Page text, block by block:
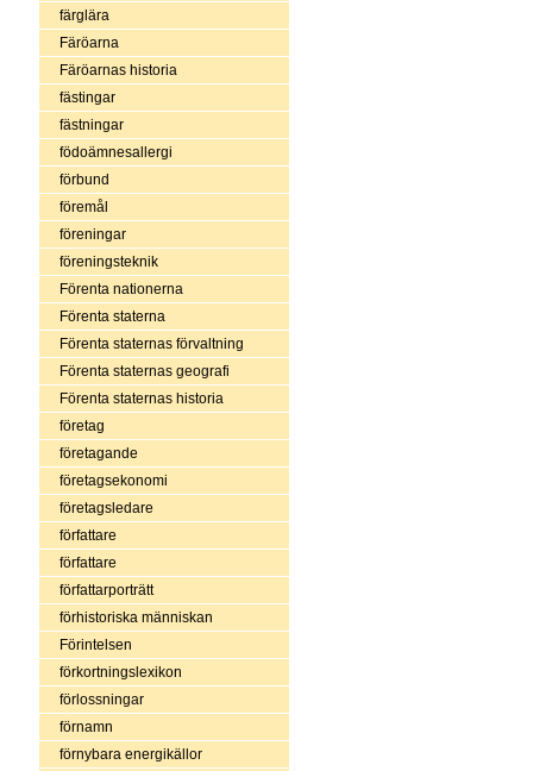
färglära
Färöarna
Färöarnas historia
fästingar
fästningar
födoämnesallergi
förbund
föremål
föreningar
föreningsteknik
Förenta nationerna
Förenta staterna
Förenta staternas förvaltning
Förenta staternas geografi
Förenta staternas historia
företag
företagande
företagsekonomi
företagsledare
författare
författare
författarporträtt
förhistoriska människan
Förintelsen
förkortningslexikon
förlossningar
förnamn
förnybara energikällor